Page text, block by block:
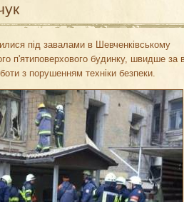
під завалами в Шевченківському
п'ятиповерхового будинку, швидше за
з порушенням техніки безпеки.